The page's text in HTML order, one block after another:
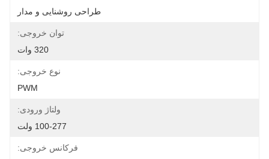
طراحی روشنایی و مدار
توان خروجی:
320 وات
نوع خروجی:
PWM
ولتاژ ورودی:
100-277 ولت
فرکانس خروجی: